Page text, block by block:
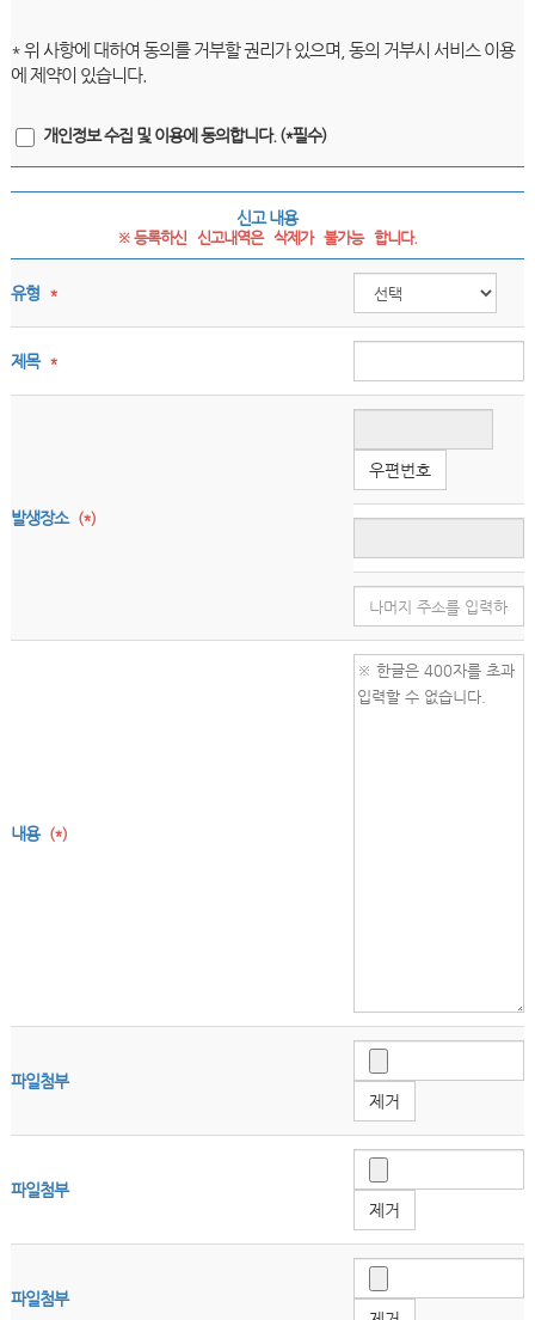
* 위 사항에 대하여 동의를 거부할 권리가 있으며, 동의 거부시 서비스 이용
에 제약이 있습니다.
개인정보 수집 및 이용에 동의합니다. (*필수)
신고 내용
※ 등록하신   신고내역은   삭제가   불가능   합니다.
유형 *
제목 *
발생장소 (*)
우편번호
내용 (*)
파일첨부
제거
파일첨부
제거
파일첨부